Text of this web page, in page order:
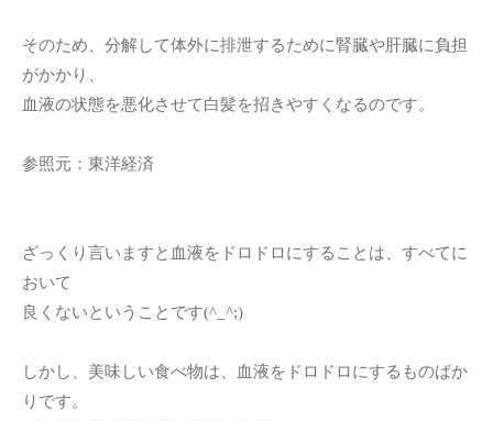
そのため、分解して体外に排泄するために腎臓や肝臓に負担
がかかり、
血液の状態を悪化させて白髪を招きやすくなるのです。
参照元：東洋経済
ざっくり言いますと血液をドロドロにすることは、すべてに
おいて
良くないということです(^_^;)
しかし、美味しい食べ物は、血液をドロドロにするものばか
りです。